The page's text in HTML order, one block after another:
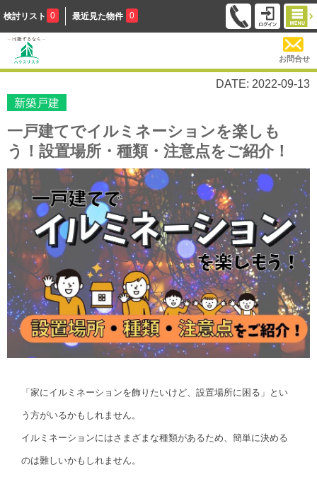
検討リスト 0 最近見た物件 0
お問合せ
DATE: 2022-09-13
新築戸建
一戸建てでイルミネーションを楽しも
う！設置場所・種類・注意点をご紹介！
「家にイルミネーションを飾りたいけど、設置場所に困る」とい
う方がいるかもしれません。
イルミネーションにはさまざまな種類があるため、簡単に決める
のは難しいかもしれません。